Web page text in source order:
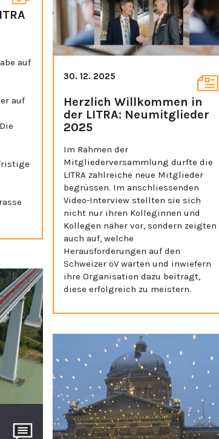
auf
auf
30. 12. 2025
Herzlich Willkommen in
der LITRA: Neumitglieder
2025
Im Rahmen der
Mitgliederversammlung durfte die
LITRA zahlreiche neue Mitglieder
begrüssen. Im anschliessenden
Video-Interview stellten sie sich
nicht nur ihren Kolleginnen und
Kollegen näher vor, sondern zeigten
auch auf, welche
Herausforderungen auf den
Schweizer öV warten und inwiefern
ihre Organisation dazu beiträgt,
diese erfolgreich zu meistern.